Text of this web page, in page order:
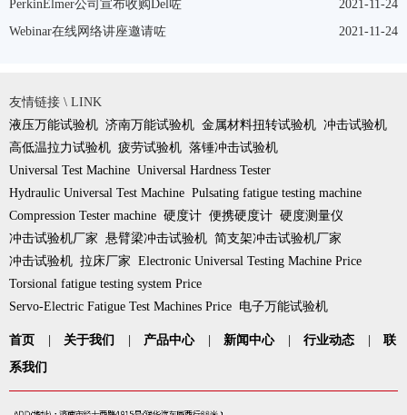
2021-11-24
PerkinElmer公司宣布收购Del咗
2021-11-24
Webinar在线网络讲座邀请咗
友情链接 \ LINK
液压万能试验机 济南万能试验机 金属材料扭转试验机 冲击试验机
高低温拉力试验机 疲劳试验机 落锤冲击试验机
Universal Test Machine Universal Hardness Tester
Hydraulic Universal Test Machine Pulsating fatigue testing machine
Compression Tester machine 硬度计 便携硬度计 硬度测量仪
冲击试验机厂家 悬臂梁冲击试验机 简支架冲击试验机厂家
冲击试验机 拉床厂家 Electronic Universal Testing Machine Price
Torsional fatigue testing system Price
Servo-Electric Fatigue Test Machines Price 电子万能试验机
首页 关于我们 产品中心 新闻中心 行业动态
联
系我们